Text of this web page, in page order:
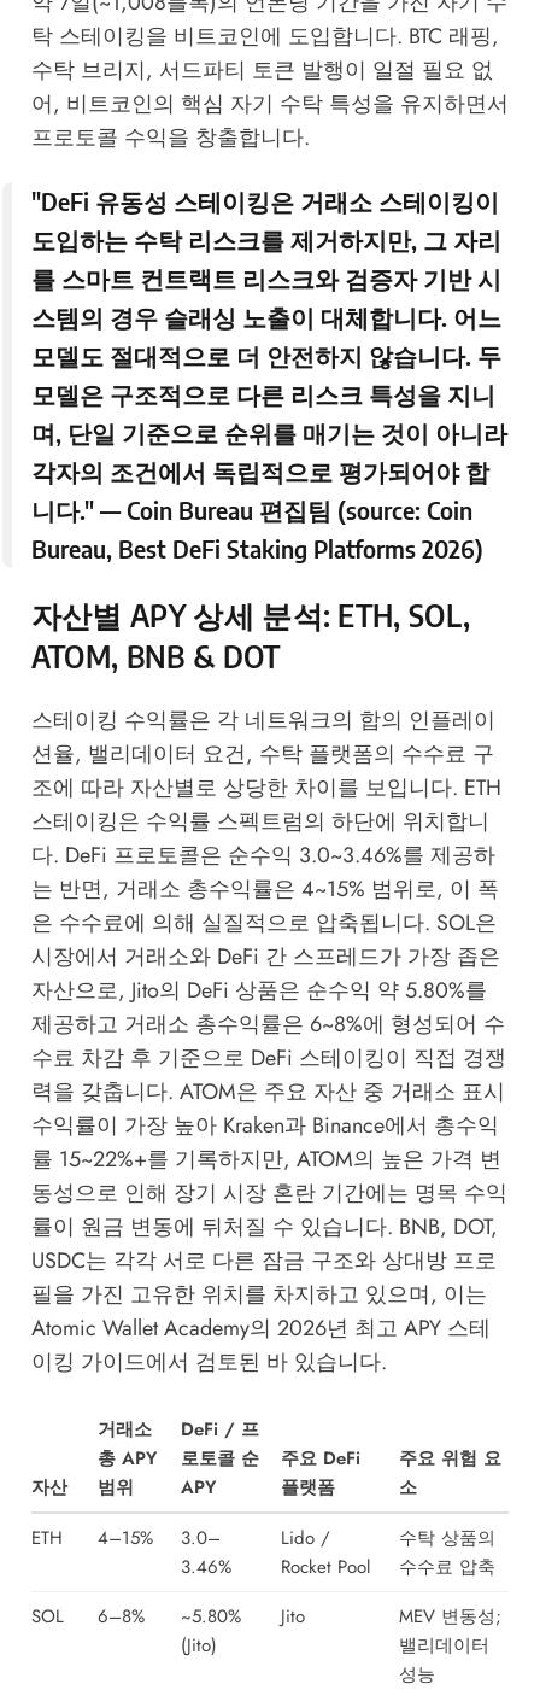
탁 스테이킹을 비트코인에 도입합니다. BTC 래핑,
수탁 브리지, 서드파티 토큰 발행이 일절 필요 없
어, 비트코인의 핵심 자기 수탁 특성을 유지하면서
프로토콜 수익을 창출합니다.
"DeFi 유동성 스테이킹은 거래소 스테이킹이
도입하는 수탁 리스크를 제거하지만, 그 자리
를 스마트 컨트랙트 리스크와 검증자 기반 시
스템의 경우 슬래싱 노출이 대체합니다. 어느
모델도 절대적으로 더 안전하지 않습니다. 두
모델은 구조적으로 다른 리스크 특성을 지니
며, 단일 기준으로 순위를 매기는 것이 아니라
각자의 조건에서 독립적으로 평가되어야 합
니다." — Coin Bureau 편집팀 (source: Coin
Bureau, Best DeFi Staking Platforms 2026)
자산별 APY 상세 분석: ETH, SOL,
ATOM, BNB & DOT
스테이킹 수익률은 각 네트워크의 합의 인플레이
션율, 밸리데이터 요건, 수탁 플랫폼의 수수료 구
조에 따라 자산별로 상당한 차이를 보입니다. ETH
스테이킹은 수익률 스펙트럼의 하단에 위치합니
다. DeFi 프로토콜은 순수익 3.0~3.46%를 제공하
는 반면, 거래소 총수익률은 4~15% 범위로, 이 폭
은 수수료에 의해 실질적으로 압축됩니다. SOL은
시장에서 거래소와 DeFi 간 스프레드가 가장 좁은
자산으로, Jito의 DeFi 상품은 순수익 약 5.80%를
제공하고 거래소 총수익률은 6~8%에 형성되어 수
수료 차감 후 기준으로 DeFi 스테이킹이 직접 경쟁
력을 갖춥니다. ATOM은 주요 자산 중 거래소 표시
수익률이 가장 높아 Kraken과 Binance에서 총수익
률 15~22%+를 기록하지만, ATOM의 높은 가격 변
동성으로 인해 장기 시장 혼란 기간에는 명목 수익
률이 원금 변동에 뒤처질 수 있습니다. BNB, DOT,
USDC는 각각 서로 다른 잠금 구조와 상대방 프로
필을 가진 고유한 위치를 차지하고 있으며, 이는
Atomic Wallet Academy의 2026년 최고 APY 스테
이킹 가이드에서 검토된 바 있습니다.
자산
거래소
총 APY
범위
DeFi / 프
로토콜 순
APY
주요 DeFi
플랫폼
주요 위험 요
소
ETH
4–15%
3.0–
3.46%
Lido /
Rocket Pool
수탁 상품의
수수료 압축
SOL
6–8%
~5.80%
(Jito)
Jito
MEV 변동성;
밸리데이터
성능